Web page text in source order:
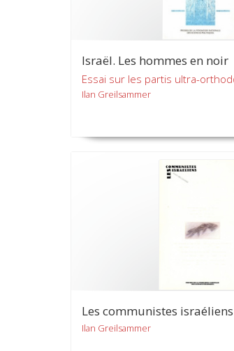
Israël. Les hommes en noir
Essai sur les partis ultra-
Ilan Greilsammer
Les communistes israéliens
Ilan Greilsammer